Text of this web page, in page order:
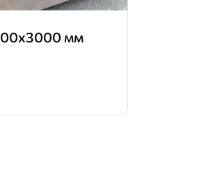
мм